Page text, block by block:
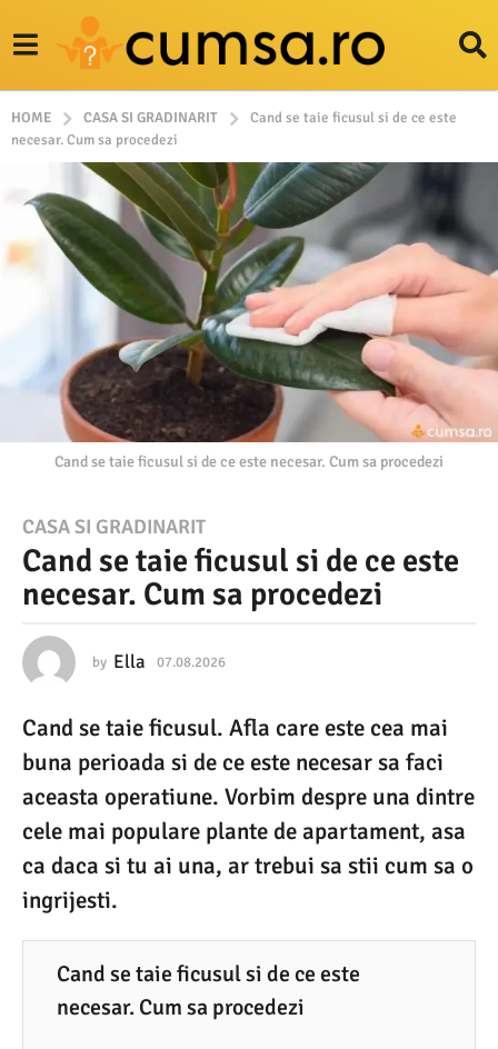
HOME CASA SI GRADINARIT
Cand se taie ficusul si de ce este
necesar. Cum sa procedezi
Cand se taie ficusul si de ce este necesar. Cum sa procedezi
0
7
.
8
2
0
2
6
0
7
.
CASA SI GRADINARIT
Cand se taie ficusul si de ce este
necesar. Cum sa procedezi
by Ella 07.08.2026
0
.
2
0
2
Cand se taie ficusul. Afla care este cea mai
buna perioada si de ce este necesar sa faci
aceasta operatiune. Vorbim despre una dintre
cele mai populare plante de apartament, asa
ca daca si tu ai una, ar trebui sa stii cum sa o
ingrijesti.
Cand se taie ficusul si de ce este
necesar. Cum sa procedezi